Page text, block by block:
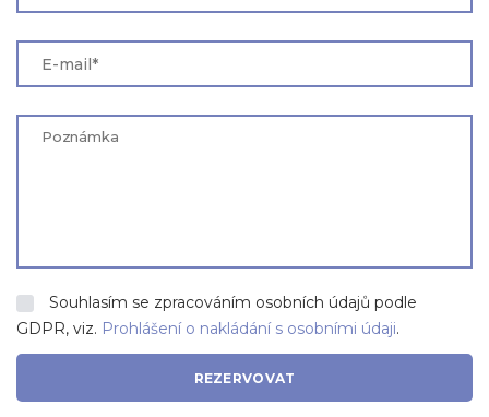
Souhlasím se zpracováním osobních údajů podle
GDPR, viz. Prohlášení o nakládání s osobními údaji.